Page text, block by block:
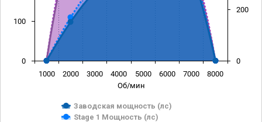
Об/мин
Заводская мощность (лс)
Stage 1 Мощность (лс)
1000 2000 3000 4000 5000 6000 7000 8000
0
100
0
200